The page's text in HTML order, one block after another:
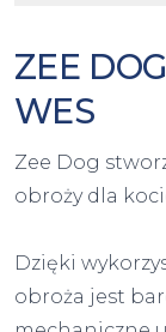
ZEE
WES
Zee Dog
obroży dla
Dzięki
obroża jest